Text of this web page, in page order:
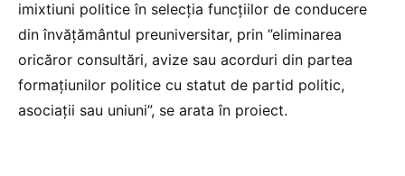
imixtiuni politice în selecţia funcţiilor de conducere
din învăţământul preuniversitar, prin ”eliminarea
oricăror consultări, avize sau acorduri din partea
formaţiunilor politice cu statut de partid politic,
asociaţii sau uniuni”, se arata în proiect.